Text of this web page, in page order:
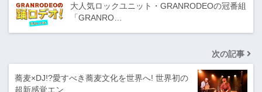
大人気ロックユニット・GRANRODEOの冠番組
「GRANRO…
次の記事
蕎麦×DJ!?愛すべき蕎麦文化を世界へ! 世界初の
超新感覚エン…